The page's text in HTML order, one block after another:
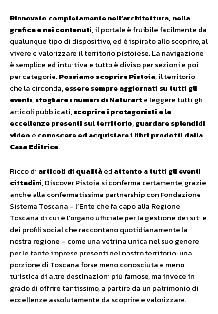
Rinnovato completamente nell’architettura, nella
grafica e nei contenuti, il portale è fruibile facilmente da
qualunque tipo di dispositivo, ed è ispirato allo scoprire, al
vivere e valorizzare il territorio pistoiese. La navigazione
è semplice ed intuitiva e tutto è diviso per sezioni e poi
per categorie.Possiamo scoprire Pistoia, il territorio
che la circonda,essere sempre aggiornati su tutti gli
eventi,sfogliare i numeri di Naturart e leggere tutti gli
articoli pubblicati,scoprire i protagonisti e le
eccellenze presenti sul territorio,guardare splendidi
video e conoscere ed acquistare i libri prodotti dalla
Casa Editrice.
Ricco di articoli di qualitàed attento a tutti gli eventi
cittadini, Discover Pistoia si conferma certamente, grazie
anche alla confermatissima partnership con Fondazione
Sistema Toscana – l’Ente che fa capo alla Regione
Toscana di cui è l’organo ufficiale per la gestione dei siti e
dei profili social che raccontano quotidianamente la
nostra regione – come una vetrina unica nel suo genere
per le tante imprese presenti nel nostro territorio: una
porzione di Toscana forse meno conosciuta e meno
turistica di altre destinazioni più famose, ma invece in
grado di offrire tantissimo, a partire da un patrimonio di
eccellenze assolutamente da scoprire e valorizzare.